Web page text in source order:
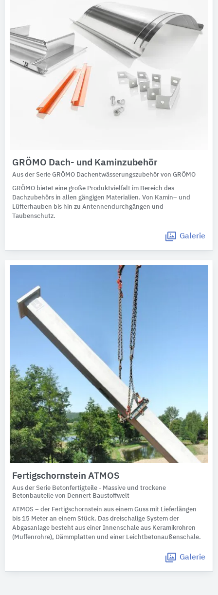
GRÖMO Dach- und Kaminzubehör
Aus der Serie GRÖMO Dachentwässerungszubehör von GRÖMO
GRÖMO bietet eine große Produktvielfalt im Bereich des
Dachzubehörs in allen gängigen Materialien. Von Kamin– und
Lüfterhauben bis hin zu Antennendurchgängen und
Taubenschutz.
Galerie
Fertigschornstein ATMOS
Aus der Serie Betonfertigteile - Massive und trockene
Betonbauteile von Dennert Baustoffwelt
ATMOS – der Fertigschornstein aus einem Guss mit Lieferlängen
bis 15 Meter an einem Stück. Das dreischalige System der
Abgasanlage besteht aus einer Innenschale aus Keramikrohren
(Muffenrohre), Dämmplatten und einer Leichtbetonaußenschale.
Galerie